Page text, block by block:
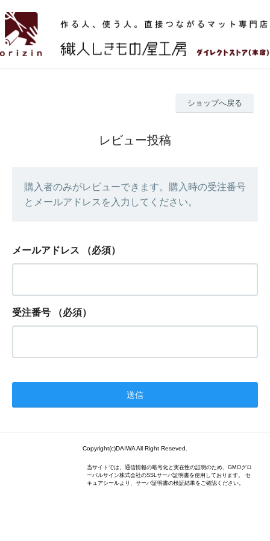
ショップへ戻る
レビュー投稿
購入者のみがレビューできます。購入時の受注番号
とメールアドレスを入力してください。
メールアドレス （必須）
受注番号 （必須）
Copyright(c)DAIWA All Right Reseved.
当サイトでは、通信情報の暗号化と実在性の証明のため、GMOグロ
ーバルサイン株式会社のSSLサーバ証明書を使用しております。 セ
キュアシールより、サーバ証明書の検証結果をご確認ください。